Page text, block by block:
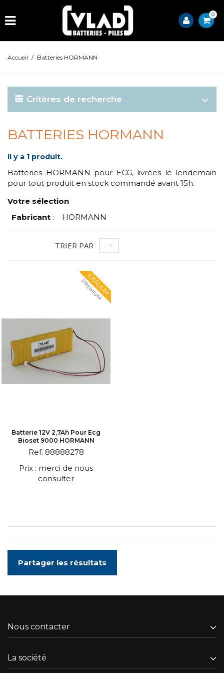
0
Accueil / Batteries HORMANN
Critères de recherche
BATTERIES HORMANN
Il y a 1 produit.
Batteries HORMANN pour ECG, livrées le lendemain
pour tout produit en stock commandé avant 15h.
Votre sélection
Fabricant : HORMANN
TRIER PAR --
EXALIUM
PREMIUM
Batterie 12V 2,7Ah Pour Ecg
Bioset 9000 HORMANN
Ref. 88888278
Prix : merci de nous
consulter
Partager les résultats
Nous contacter
La société